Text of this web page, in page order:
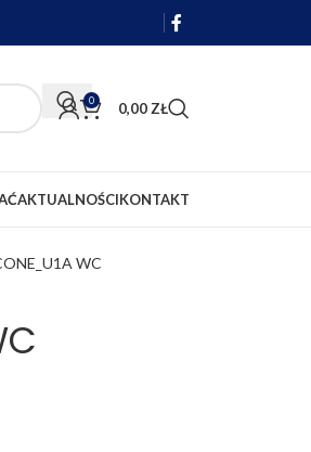
0 0,00 ZŁ
AKTUALNOŚCIKONTAKT
WC